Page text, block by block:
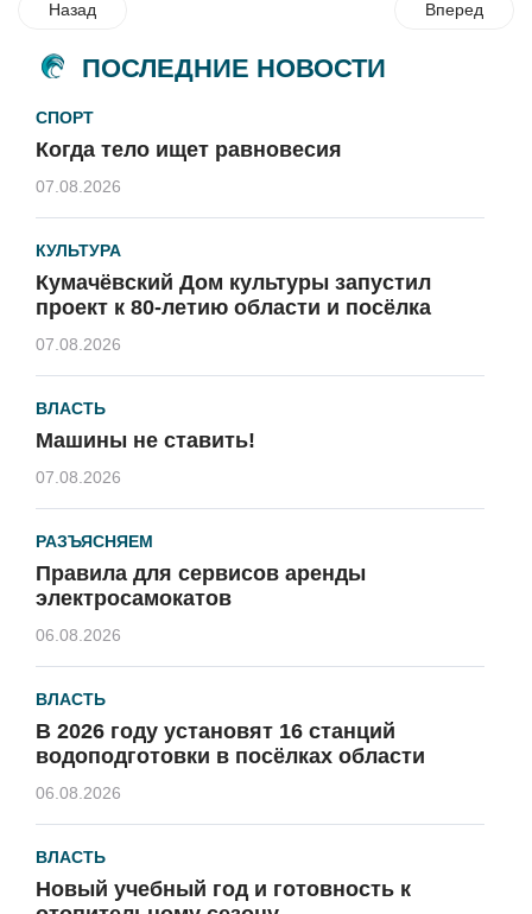
Назад Вперед
ПОСЛЕДНИЕ НОВОСТИ
СПОРТ
Когда тело ищет равновесия
07.08.2026
КУЛЬТУРА
Кумачёвский Дом культуры запустил
проект к 80-летию области и посёлка
07.08.2026
ВЛАСТЬ
Машины не ставить!
07.08.2026
РАЗЪЯСНЯЕМ
Правила для сервисов аренды
электросамокатов
06.08.2026
ВЛАСТЬ
В 2026 году установят 16 станций
водоподготовки в посёлках области
06.08.2026
ВЛАСТЬ
Новый учебный год и готовность к